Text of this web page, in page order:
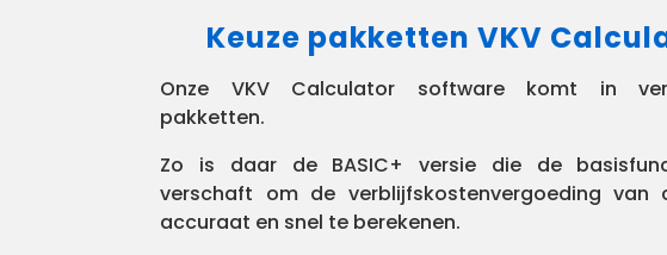
Keuze pakketten VKV
Onze VKV Calculator software komt in
pakketten.
Zo is daar de BASIC+ versie die de
verschaft om de verblijfskostenvergoeding van
accuraat en snel te berekenen.